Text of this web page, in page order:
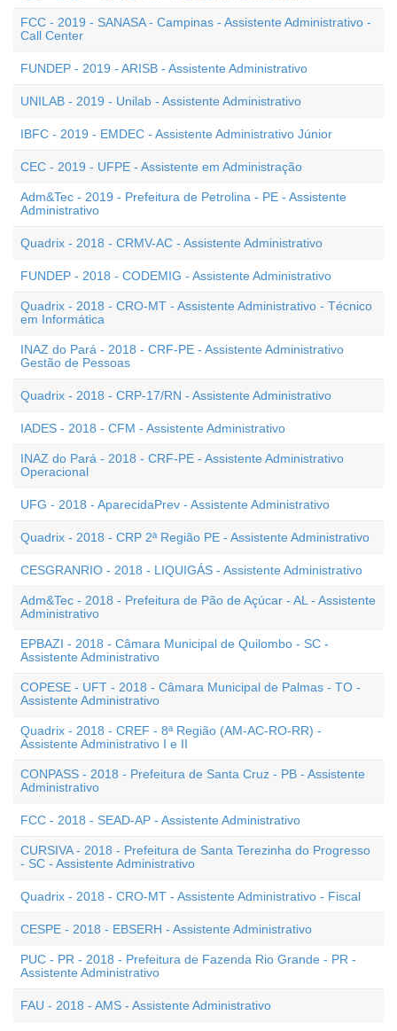
FCC - 2019 - SANASA - Campinas - Assistente Administrativo -
Call Center
FUNDEP - 2019 - ARISB - Assistente Administrativo
UNILAB - 2019 - Unilab - Assistente Administrativo
IBFC - 2019 - EMDEC - Assistente Administrativo Júnior
CEC - 2019 - UFPE - Assistente em Administração
Adm&Tec - 2019 - Prefeitura de Petrolina - PE - Assistente
Administrativo
Quadrix - 2018 - CRMV-AC - Assistente Administrativo
FUNDEP - 2018 - CODEMIG - Assistente Administrativo
Quadrix - 2018 - CRO-MT - Assistente Administrativo - Técnico
em Informática
INAZ do Pará - 2018 - CRF-PE - Assistente Administrativo
Gestão de Pessoas
Quadrix - 2018 - CRP-17/RN - Assistente Administrativo
IADES - 2018 - CFM - Assistente Administrativo
INAZ do Pará - 2018 - CRF-PE - Assistente Administrativo
Operacional
UFG - 2018 - AparecidaPrev - Assistente Administrativo
Quadrix - 2018 - CRP 2ª Região PE - Assistente Administrativo
CESGRANRIO - 2018 - LIQUIGÁS - Assistente Administrativo
Adm&Tec - 2018 - Prefeitura de Pão de Açúcar - AL - Assistente
Administrativo
EPBAZI - 2018 - Câmara Municipal de Quilombo - SC -
Assistente Administrativo
COPESE - UFT - 2018 - Câmara Municipal de Palmas - TO -
Assistente Administrativo
Quadrix - 2018 - CREF - 8ª Região (AM-AC-RO-RR) -
Assistente Administrativo I e II
CONPASS - 2018 - Prefeitura de Santa Cruz - PB - Assistente
Administrativo
FCC - 2018 - SEAD-AP - Assistente Administrativo
CURSIVA - 2018 - Prefeitura de Santa Terezinha do Progresso
- SC - Assistente Administrativo
Quadrix - 2018 - CRO-MT - Assistente Administrativo - Fiscal
CESPE - 2018 - EBSERH - Assistente Administrativo
PUC - PR - 2018 - Prefeitura de Fazenda Rio Grande - PR -
Assistente Administrativo
FAU - 2018 - AMS - Assistente Administrativo